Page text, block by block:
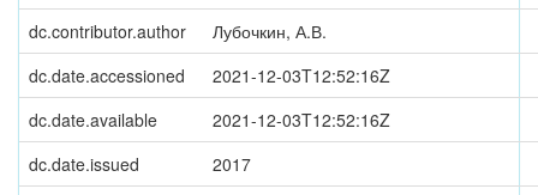
dc.contributor.author
Лубочкин, А.В.
dc.date.accessioned
2021-12-03T12:52:16Z
dc.date.available
2021-12-03T12:52:16Z
dc.date.issued
2017